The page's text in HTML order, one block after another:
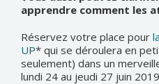
apprendre comment les
Réservez votre place pour
UP* qui se déroulera en
seulement) dans un
lundi 24 au jeudi 27 juin